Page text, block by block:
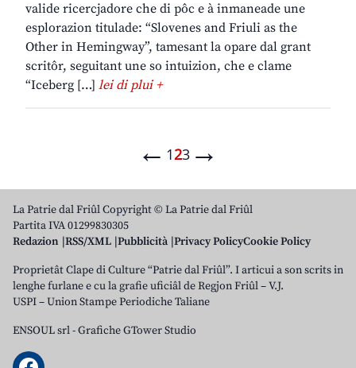
valide ricercjadore che di pôc e à inmaneade une
esplorazion titulade: “Slovenes and Friuli as the
Other in Hemingway”, tamesant la opare dal grant
scritôr, seguitant une so intuizion, che e clame
“Iceberg […] lei di plui +
← 123 →
La Patrie dal Friûl Copyright © La Patrie dal Friûl
Partita IVA 01299830305
Redazion RSS/XML Pubblicità Privacy PolicyCookie Policy
Proprietât Clape di Culture “Patrie dal Friûl”. I articui a son scrits in
lenghe furlane e cu la grafie uficiâl de Regjon Friûl – V.J.
USPI – Union Stampe Periodiche Taliane
ENSOUL srl-Grafiche GTower Studio